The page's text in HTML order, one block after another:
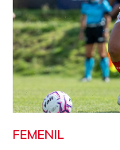
FEMENIL